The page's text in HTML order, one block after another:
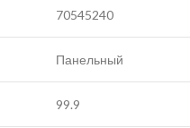
70545240
Панельный
99.9